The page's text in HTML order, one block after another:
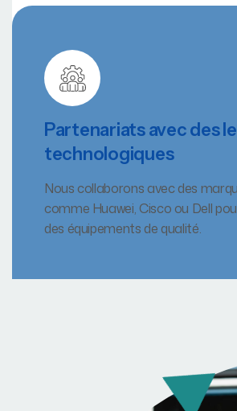
Partenariats avec des
technologiques
Nous collaborons avec des
comme Huawei, Cisco ou Dell
des équipements de qualité.